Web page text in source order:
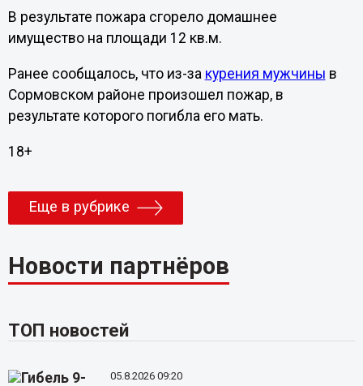
В результате пожара сгорело домашнее
имущество на площади 12 кв.м.
Ранее сообщалось, что из-за курения мужчины в
Сормовском районе произошел пожар, в
результате которого погибла его мать.
18+
Еще в рубрике
Новости партнёров
ТОП новостей
05.8.2026 09:20